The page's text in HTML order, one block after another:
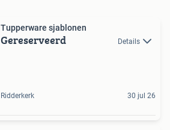
Tupperware sjablonen
Gereserveerd Details
Ridderkerk 30 jul 26